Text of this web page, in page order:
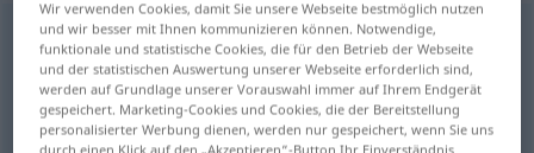
geistig
Übersicht aller Übersetzungen
(Für mehr Details die Übersetzung anklicken/antippen)
Wir verwenden Cookies, damit Sie unsere Webseite bestmöglich nutzen
und wir besser mit Ihnen kommunizieren können. Notwendige,
funktionale und statistische Cookies, die für den Betrieb der Webseite
und der statistischen Auswertung unserer Webseite erforderlich sind,
werden auf Grundlage unserer Vorauswahl immer auf Ihrem Endgerät
gespeichert. Marketing-Cookies und Cookies, die der Bereitstellung
personalisierter Werbung dienen, werden nur gespeichert, wenn Sie uns
durch einen Klick auf den „Akzeptieren“-Button Ihr Einverständnis